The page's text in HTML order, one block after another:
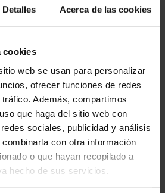
Detalles Acerca de las cookies
cookies
web se usan para personalizar
ofrecer funciones de redes
Además, compartimos
que haga del sitio web con
sociales, publicidad y análisis
con otra información
o que hayan recopilado a
hecho de sus servicios.
REFINAR